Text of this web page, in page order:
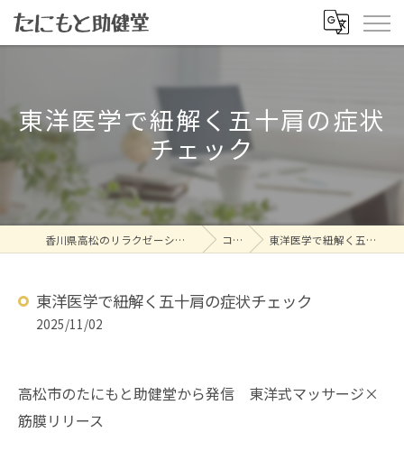
東洋医学で紐解く五十肩の症状
チェック
香川県高松のリラクゼーションならたにもと助健堂 コラム 東洋医学で紐解く五十肩の症状チェック
東洋医学で紐解く五十肩の症状チェック
2025/11/02
高松市のたにもと助健堂から発信 東洋式マッサージ×
筋膜リリース